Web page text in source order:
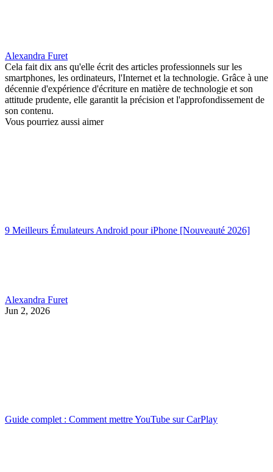
Alexandra Furet
Cela fait dix ans qu'elle écrit des articles professionnels sur les
smartphones, les ordinateurs, l'Internet et la technologie. Grâce à une
décennie d'expérience d'écriture en matière de technologie et son
attitude prudente, elle garantit la précision et l'approfondissement de
son contenu.
Vous pourriez aussi aimer
9 Meilleurs Émulateurs Android pour iPhone [Nouveauté 2026]
Alexandra Furet
Jun 2, 2026
Guide complet : Comment mettre YouTube sur CarPlay